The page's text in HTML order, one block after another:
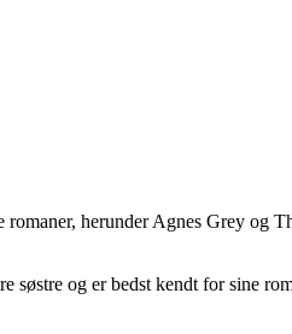
herunder Agnes Grey og
søstre og er bedst kendt for sine